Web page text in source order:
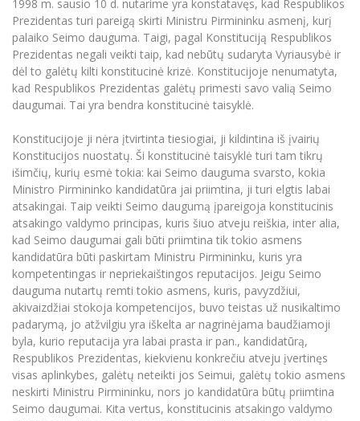
1998 m. sausio 10 d. nutarime yra konstatavęs, kad Respublikos
Prezidentas turi pareigą skirti Ministru Pirmininku asmenį, kurį
palaiko Seimo dauguma. Taigi, pagal Konstituciją Respublikos
Prezidentas negali veikti taip, kad nebūtų sudaryta Vyriausybė ir
dėl to galėtų kilti konstitucinė krizė. Konstitucijoje nenumatyta,
kad Respublikos Prezidentas galėtų primesti savo valią Seimo
daugumai. Tai yra bendra konstitucinė taisyklė.
Konstitucijoje ji nėra įtvirtinta tiesiogiai, ji kildintina iš įvairių
Konstitucijos nuostatų. Ši konstitucinė taisyklė turi tam tikrų
išimčių, kurių esmė tokia: kai Seimo dauguma svarsto, kokia
Ministro Pirmininko kandidatūra jai priimtina, ji turi elgtis labai
atsakingai. Taip veikti Seimo daugumą įpareigoja konstitucinis
atsakingo valdymo principas, kuris šiuo atveju reiškia, inter alia,
kad Seimo daugumai gali būti priimtina tik tokio asmens
kandidatūra būti paskirtam Ministru Pirmininku, kuris yra
kompetentingas ir nepriekaištingos reputacijos. Jeigu Seimo
dauguma nutartų remti tokio asmens, kuris, pavyzdžiui,
akivaizdžiai stokoja kompetencijos, buvo teistas už nusikaltimo
padarymą, jo atžvilgiu yra iškelta ar nagrinėjama baudžiamoji
byla, kurio reputacija yra labai prasta ir pan., kandidatūrą,
Respublikos Prezidentas, kiekvienu konkrečiu atveju įvertinęs
visas aplinkybes, galėtų neteikti jos Seimui, galėtų tokio asmens
neskirti Ministru Pirmininku, nors jo kandidatūra būtų priimtina
Seimo daugumai. Kita vertus, konstitucinis atsakingo valdymo